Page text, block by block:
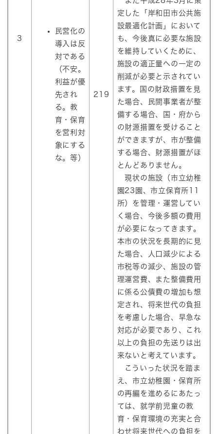
3
定した「岸和田市公共施
設最適化計画」において
も、今後真に必要な施設
を維持していくために、
施設の適正量への一定の
削減が必要と示されてい
ます。国の財政措置を見
た場合、民間事業者が整
備する場合、国・府から
の財源措置を受けること
ができますが、市が整備
する場合、財源措置がほ
とんどありません。
現状の施設（市立幼稚
園23園、市立保育所11
所）を管理・運営してい
く場合、今後多額の費用
が必要になってきます。
本市の状況を長期的に見
た場合、人口減少による
市税等の減少、施設の管
理運営費、また整備費用
に係る公債費の増加も想
定され、将来世代の負担
を考慮した場合、早急な
対応が必要であり、これ
以上の負担の先送りは出
来ないと考えています。
こういった状況を踏ま
え、市立幼稚園・保育所
の再編を進めるにあたっ
ては、就学前児童の教
育・保育環境の充実と合
わせ将来世代への負担を
民営化の
導入は反
対である
（不安。
利益が優
先され
る。教
育・保育
を営利対
象にする
な。等）
219